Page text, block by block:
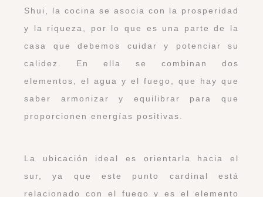
Shui, la cocina se asocia con la prosperidad
y la riqueza, por lo que es una parte de la
casa que debemos cuidar y potenciar su
calidez. En ella se combinan dos
elementos, el agua y el fuego, que hay que
saber armonizar y equilibrar para que
proporcionen energías positivas.
La ubicación ideal es orientarla hacia el
sur, ya que este punto cardinal está
relacionado con el fuego y es el elemento